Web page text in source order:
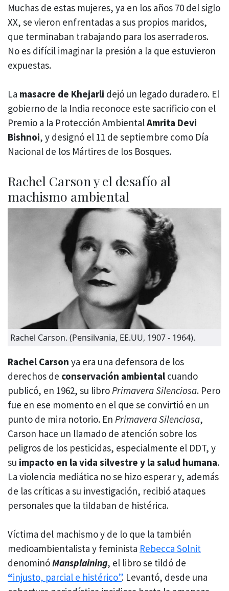
Muchas de estas mujeres, ya en los años 70 del siglo
XX, se vieron enfrentadas a sus propios maridos,
que terminaban trabajando para los aserraderos.
No es difícil imaginar la presión a la que estuvieron
expuestas.
La masacre de Khejarli dejó un legado duradero. El
gobierno de la India reconoce este sacrificio con el
Premio a la Protección AmbientalAmrita Devi
Bishnoi, y designó el 11 de septiembre como Día
Nacional de los Mártires de los Bosques.
Rachel Carson y el desafío al
machismo ambiental
Rachel Carson. (Pensilvania, EE.UU, 1907 - 1964).
Rachel Carson ya era una defensora de los
derechos de conservación ambiental cuando
publicó, en 1962, su libro Primavera Silenciosa. Pero
fue en ese momento en el que se convirtió en un
punto de mira notorio. En Primavera Silenciosa,
Carson hace un llamado de atención sobre los
peligros de los pesticidas, especialmente el DDT, y
su impacto en la vida silvestre y la salud humana.
La violencia mediática no se hizo esperar y, además
de las críticas a su investigación, recibió ataques
personales que la tildaban de histérica.
Víctima del machismo y de lo que la también
medioambientalista y feminista Rebecca Solnit
denominóMansplaining, el libro se tildó de
“injusto, parcial e histérico”. Levantó, desde una